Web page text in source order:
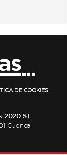
DE COOKIES
S.L.
Cuenca